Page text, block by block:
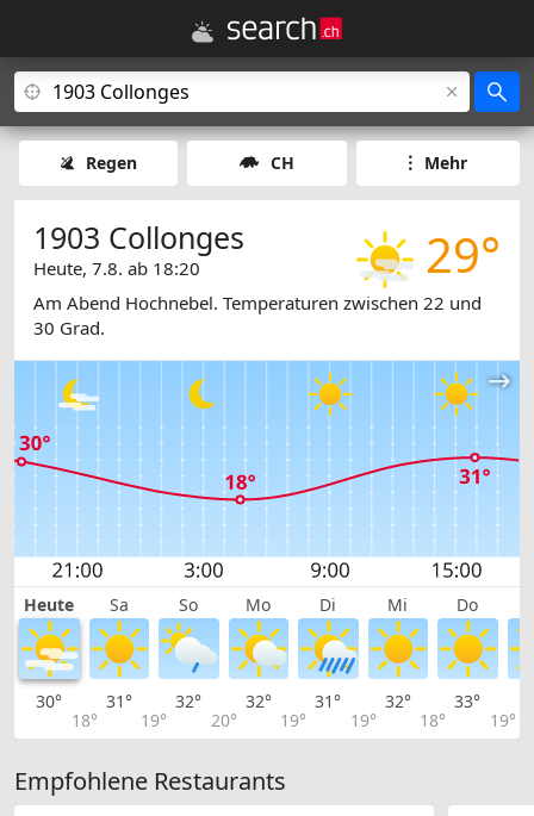
Regen CH Mehr
29°
1903 Collonges
Heute, 7.8. ab 18:20
Am Abend Hochnebel. Temperaturen zwischen 22 und
30 Grad.
Heute Sa So Mo Di Mi Do
30°
18°
31°
19°
32°
20°
32°
19°
31°
19°
32°
18°
33°
19°
Empfohlene Restaurants